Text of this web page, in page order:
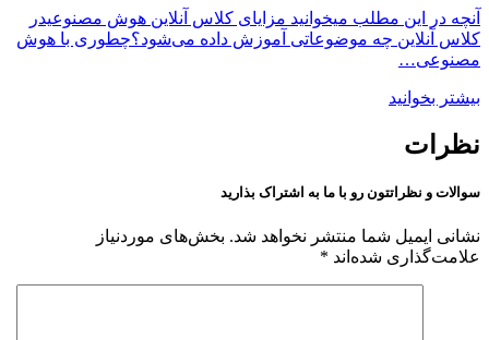
آنچه در این مطلب میخوانید مزایای کلاس آنلاین هوش مصنوعیدر
کلاس آنلاین چه موضوعاتی آموزش داده می‌شود؟چطوری با هوش
مصنوعی…
بیشتر بخوانید
نظرات
سوالات و نظراتتون رو با ما به اشتراک بذارید
نشانی ایمیل شما منتشر نخواهد شد. بخش‌های موردنیاز
علامت‌گذاری شده‌اند *